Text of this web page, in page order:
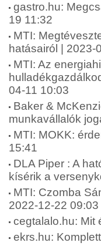
gastro.hu:
19 11:32
MTI:
hatásairól | 2023-
MTI: Az
04-11 10:03
Baker &
munkavállalók
MTI: MOKK:
15:41
DLA Piper : A
kísérik a
MTI: Czomba
2022-12-22 09:03
cegtalalo.hu: Mit
ekrs.hu: